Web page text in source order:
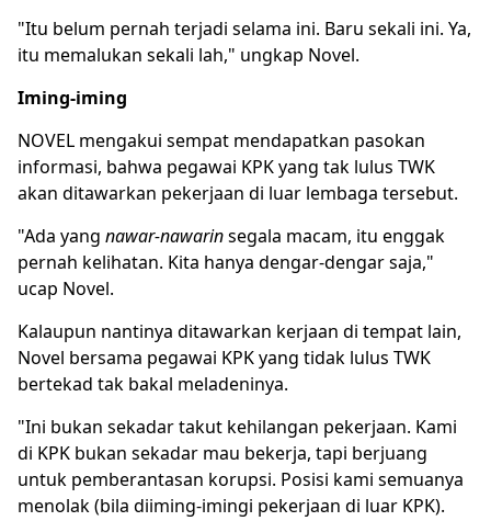
"Itu belum pernah terjadi selama ini. Baru sekali ini. Ya,
itu memalukan sekali lah," ungkap Novel.
Iming-iming
NOVEL mengakui sempat mendapatkan pasokan
informasi, bahwa pegawai KPK yang tak lulus TWK
akan ditawarkan pekerjaan di luar lembaga tersebut.
"Ada yang nawar-nawarinsegala macam, itu enggak
pernah kelihatan. Kita hanya dengar-dengar saja,"
ucap Novel.
Kalaupun nantinya ditawarkan kerjaan di tempat lain,
Novel bersama pegawai KPK yang tidak lulus TWK
bertekad tak bakal meladeninya.
"Ini bukan sekadar takut kehilangan pekerjaan. Kami
di KPK bukan sekadar mau bekerja, tapi berjuang
untuk pemberantasan korupsi. Posisi kami semuanya
menolak (bila diiming-imingi pekerjaan di luar KPK).